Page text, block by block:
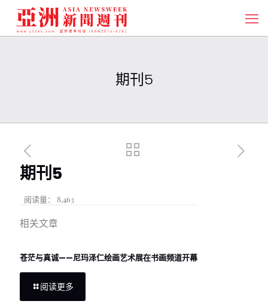
期刊5
期刊5
阅读量： 8,463
相关文章
苍茫与真诚——尼玛泽仁绘画艺术展在书画频道开幕
阅读更多